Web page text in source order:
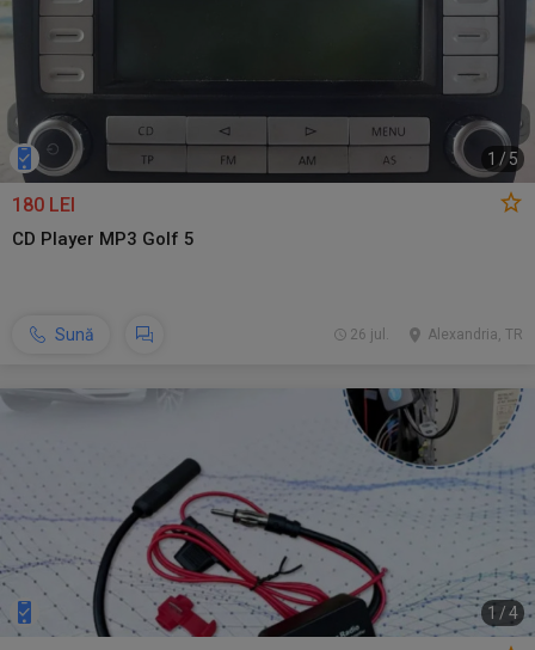
1 / 5
180 LEI
CD Player MP3 Golf 5
Sună Alexandria, TR
26 jul.
1 /4